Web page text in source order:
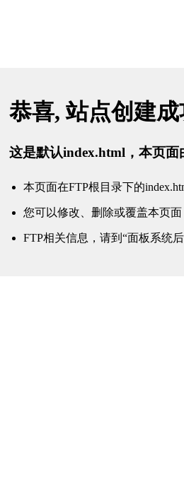
恭喜, 站点创建
这是默认index.html，本页面
本页面在FTP根目录下的
您可以修改、删除或覆盖本页面
FTP相关信息，请到“面板系统